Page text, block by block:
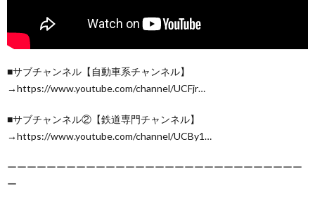
■サブチャンネル【自動車系チャンネル】
→https://www.youtube.com/channel/UCFjr…
■サブチャンネル②【鉄道専門チャンネル】
→https://www.youtube.com/channel/UCBy1…
ーーーーーーーーーーーーーーーーーーーーーーーーーーーーーー
ー